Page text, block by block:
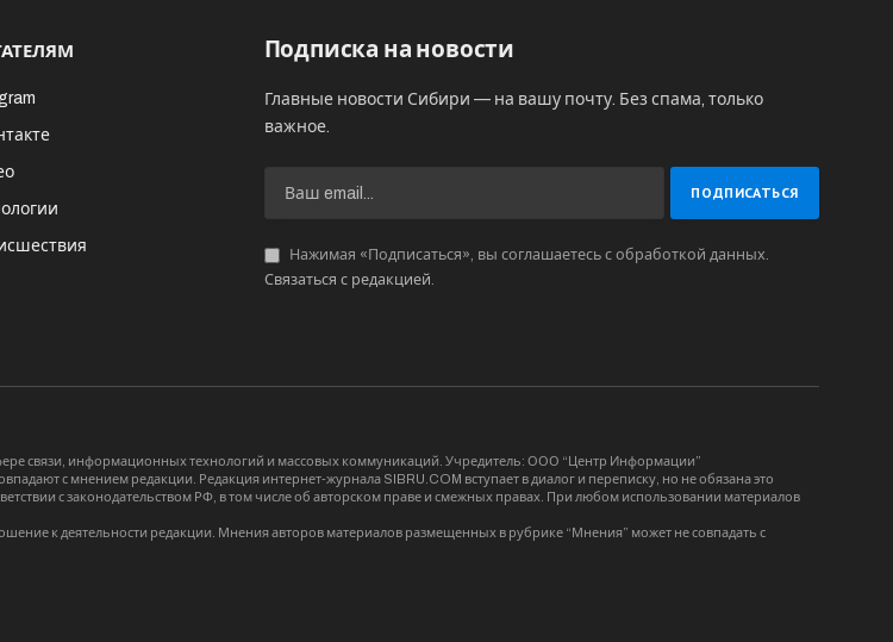
Подписка на новости
Главные новости Сибири — на вашу почту. Без спама, только
важное.
Нажимая «Подписаться», вы соглашаетесь с обработкой данных.
Связаться с редакцией.
связи, информационных технологий и массовых коммуникаций. Учредитель: ООО “Центр Информации”
с мнением редакции. Редакция интернет-журнала SIBRU.COM вступает в диалог и переписку, но не обязана это
с законодательством РФ, в том числе об авторском праве и смежных правах. При любом использовании материалов
к деятельности редакции. Мнения авторов материалов размещенных в рубрике “Мнения” может не совпадать с